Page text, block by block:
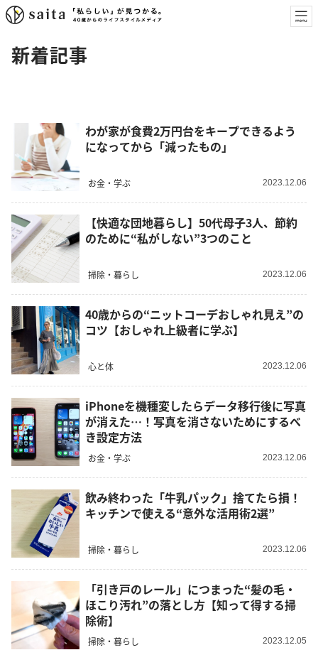
新着記事
わが家が食費2万円台をキープできるよう
になってから「減ったもの」
お金・学ぶ 2023.12.06
【快適な団地暮らし】50代母子3人、節約
のために“私がしない”3つのこと
掃除・暮らし 2023.12.06
40歳からの“ニットコーデおしゃれ見え”の
コツ【おしゃれ上級者に学ぶ】
心と体 2023.12.06
iPhoneを機種変したらデータ移行後に写真
が消えた…！写真を消さないためにするべ
き設定方法
お金・学ぶ 2023.12.06
飲み終わった「牛乳パック」捨てたら損！
キッチンで使える“意外な活用術2選”
掃除・暮らし 2023.12.06
「引き戸のレール」につまった“髪の毛・
ほこり汚れ”の落とし方【知って得する掃
除術】
掃除・暮らし 2023.12.05